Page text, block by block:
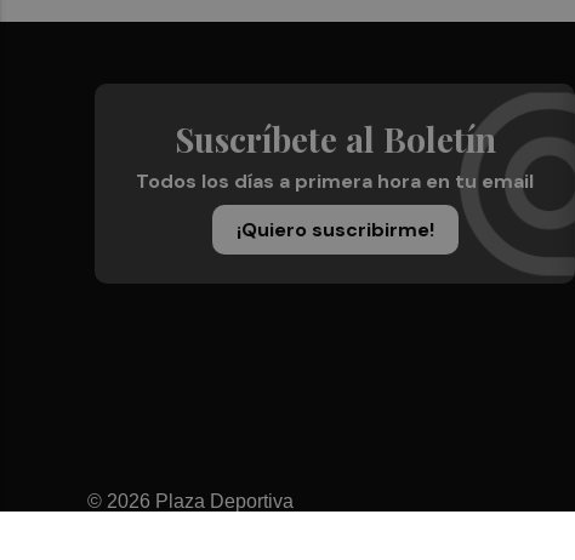
Suscríbete al Boletín
Todos los días a primera hora en tu email
¡Quiero suscribirme!
© 2026 Plaza Deportiva